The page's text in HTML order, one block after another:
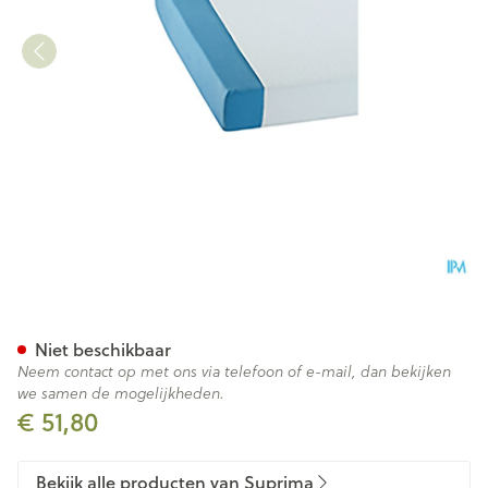
€ 51,80
Niet beschikbaar
Neem contact op met ons via telefoon of e-mail, dan bekijken
we samen de mogelijkheden.
Bekijk alle producten van Suprima